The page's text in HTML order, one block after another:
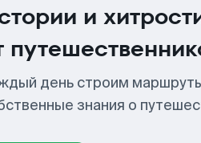
и
день строим
знания о